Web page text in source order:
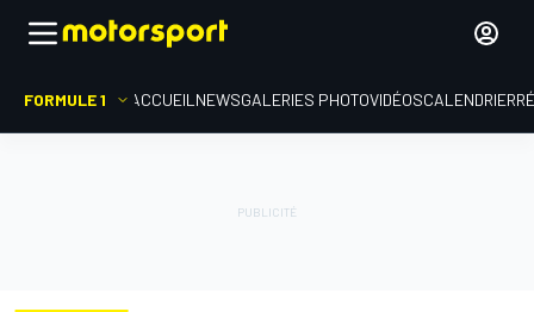
FORMULE 1 ACCUEIL NEWSGALERIES PHOTOVIDÉOSCALENDRIER